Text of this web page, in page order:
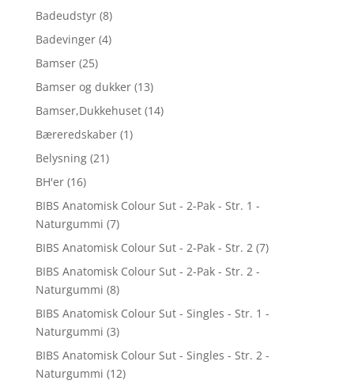
Badeudstyr (8)
Badevinger (4)
Bamser (25)
Bamser og dukker (13)
Bamser,Dukkehuset (14)
Bæreredskaber (1)
Belysning (21)
BH'er (16)
BIBS Anatomisk Colour Sut - 2-Pak - Str. 1 -
Naturgummi (7)
BIBS Anatomisk Colour Sut - 2-Pak - Str. 2 (7)
BIBS Anatomisk Colour Sut - 2-Pak - Str. 2 -
Naturgummi (8)
BIBS Anatomisk Colour Sut - Singles - Str. 1 -
Naturgummi (3)
BIBS Anatomisk Colour Sut - Singles - Str. 2 -
Naturgummi (12)